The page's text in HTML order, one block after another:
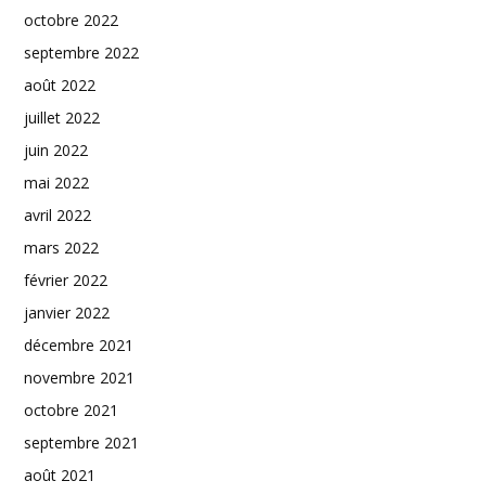
octobre 2022
septembre 2022
août 2022
juillet 2022
juin 2022
mai 2022
avril 2022
mars 2022
février 2022
janvier 2022
décembre 2021
novembre 2021
octobre 2021
septembre 2021
août 2021